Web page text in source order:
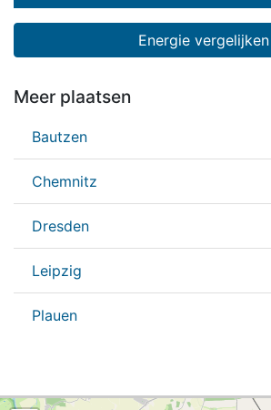
Energie vergelijken
Meer plaatsen
Bautzen
Chemnitz
Dresden
Leipzig
Plauen